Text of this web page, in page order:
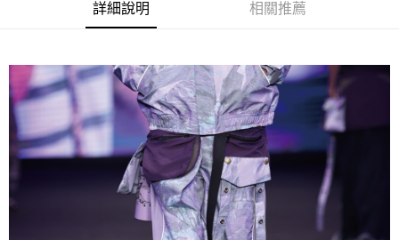
每筆NT$80，滿NT$5,000(含以上)免運費
宅配(外島)
每筆NT$120，滿NT$5,000(含以上)免運費
詳細說明 相關推薦